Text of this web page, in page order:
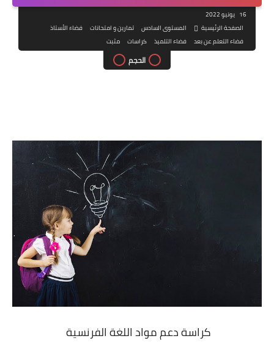
16 يونيو 2022
الصفحة الرئيسية
المستوى السادس تمارين و امتحانات
فضاء الأستاذ
فضاء التعلم عن بعد
فضاء التلميذ كراسات مثبت
الحجم
كراسة دعم مواد اللغة الفرنسية